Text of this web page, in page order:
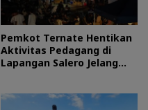
Pemkot Ternate Hentikan
Aktivitas Pedagang di
Lapangan Salero Jelang